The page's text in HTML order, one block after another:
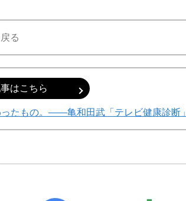
る
はこちら
たもの。――亀和田武「テレビ健康診断」